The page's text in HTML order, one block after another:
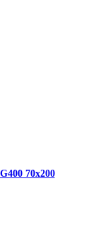
70x200